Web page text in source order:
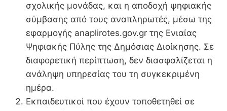
σχολικής μονάδας, και η αποδοχή ψηφιακής
σύμβασης από τους αναπληρωτές, μέσω της
εφαρμογής anaplirotes.gov.gr της Ενιαίας
Ψηφιακής Πύλης της Δημόσιας Διοίκησης. Σε
διαφορετική περίπτωση, δεν διασφαλίζεται η
ανάληψη υπηρεσίας του τη συγκεκριμένη
ημέρα.
Εκπαιδευτικοί που έχουν τοποθετηθεί σε